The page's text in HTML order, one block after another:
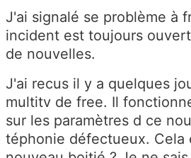
J'ai signalé se problème à
incident est toujours
de nouvelles.
J'ai recus il y a quelques
multitv de free. Il
sur les paramètres d ce
téphonie défectueux. Cela